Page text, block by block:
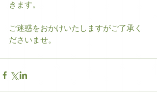
きます。
ご迷惑をおかけいたしますがご了承く
ださいませ。